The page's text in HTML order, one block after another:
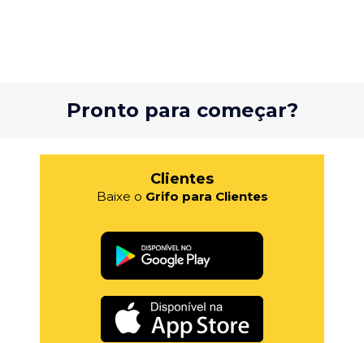
Pronto para começar?
Clientes
Baixe o Grifo para Clientes